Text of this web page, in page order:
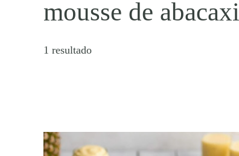
mousse de abacaxi
1 resultado